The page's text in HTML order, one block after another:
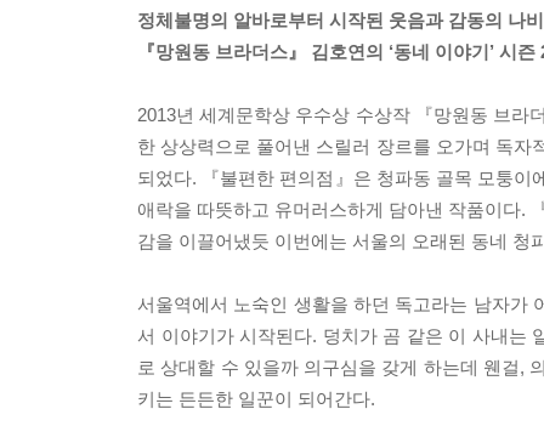
정체불명의 알바로부터 시작된 웃음과 감동의 나
『망원동 브라더스』 김호연의 ‘동네 이야기’ 시즌
2013년 세계문학상 우수상 수상작 『망원동 브
한 상상력으로 풀어낸 스릴러 장르를 오가며 독
되었다. 『불편한 편의점』은 청파동 골목 모퉁
애락을 따뜻하고 유머러스하게 담아낸 작품이다.
감을 이끌어냈듯 이번에는 서울의 오래된 동네 청
서울역에서 노숙인 생활을 하던 독고라는 남자가
서 이야기가 시작된다. 덩치가 곰 같은 이 사내는
로 상대할 수 있을까 의구심을 갖게 하는데 웬걸,
키는 든든한 일꾼이 되어간다.